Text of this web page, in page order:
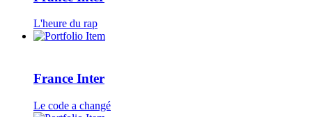
L'heure du rap
France Inter
Le code a changé